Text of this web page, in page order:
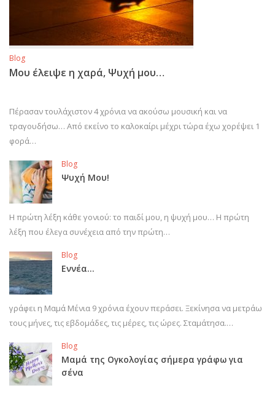
Blog
Μου έλειψε η χαρά, Ψυχή μου…
Πέρασαν τουλάχιστον 4 χρόνια να ακούσω μουσική και να
τραγουδήσω… Από εκείνο το καλοκαίρι μέχρι τώρα έχω χορέψει 1
φορά…
Blog
Ψυχή Μου!
Η πρώτη λέξη κάθε γονιού: το παιδί μου, η ψυχή μου… Η πρώτη
λέξη που έλεγα συνέχεια από την πρώτη…
Blog
Εννέα…
γράφει η Μαμά Μένια 9 χρόνια έχουν περάσει. Ξεκίνησα να μετράω
τους μήνες, τις εβδομάδες, τις μέρες, τις ώρες. Σταμάτησα.…
Blog
Μαμά της Ογκολογίας σήμερα γράφω για
σένα